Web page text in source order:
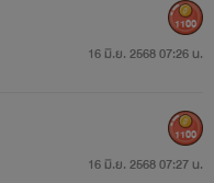
16 มิ.ย. 2568 07:26 น.
1100
16 มิ.ย. 2568 07:27 น.
1100